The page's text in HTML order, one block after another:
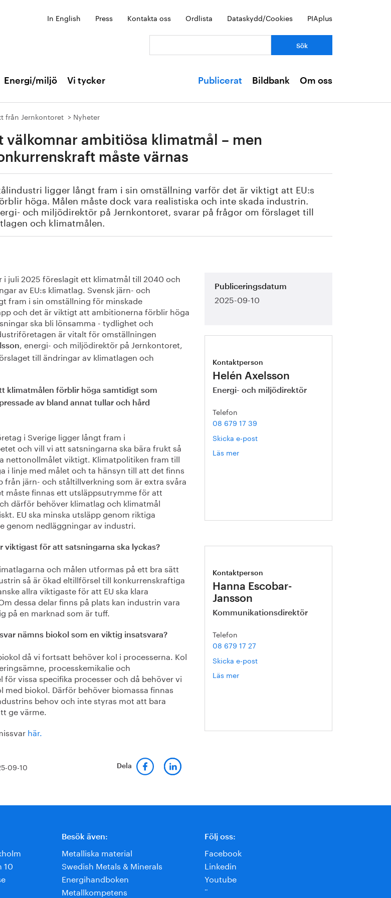
In English Press Kontakta oss Ordlista Dataskydd/Cookies PIAplus
Energi/miljö Vi tycker Publicerat Bildbank Om oss
från Jernkontoret Nyheter
välkomnar ambitiösa klimatmål – men
måste värnas
ligger långt fram i sin omställning varför det är viktigt att EU:s
höga. Målen måste dock vara realistiska och inte skada industrin.
och miljödirektör på Jernkontoret, svarar på frågor om förslaget till
och klimatmålen.
i juli 2025 föreslagit ett klimatmål till 2040 och
av EU:s klimatlag. Svensk järn- och
fram i sin omställning för minskade
och det är viktigt att ambitionerna förblir höga
ska bli lönsamma - tydlighet och
är vitalt för omställningen
, energi- och miljödirektör på Jernkontoret,
till ändringar av klimatlagen och
klimatmålen förblir höga samtidigt som
av bland annat tullar och hård
i Sverige ligger långt fram i
och vill vi att satsningarna ska bära frukt så
nettonollmålet viktigt. Klimatpolitiken fram till
i linje med målet och ta hänsyn till att det finns
från järn- och ståltillverkning som är extra svåra
måste finnas ett utsläppsutrymme för att
därför behöver klimatlag och klimatmål
EU ska minska utsläpp genom riktiga
genom nedläggningar av industri.
viktigast för att satsningarna ska lyckas?
och målen utformas på ett bra sätt
så är ökad eltillförsel till konkurrenskraftiga
allra viktigaste för att EU ska klara
dessa delar finns på plats kan industrin vara
på en marknad som är tuff.
nämns biokol som en viktig insatsvara?
då vi fortsatt behöver kol i processerna. Kol
processkemikalie och
för vissa specifika processer och då behöver vi
med biokol. Därför behöver biomassa finnas
behov och inte styras mot att bara
ge värme.
här.
09-10 Dela
Publiceringsdatum
2025-09-10
Kontaktperson
Helén Axelsson
Energi- och miljödirektör
Telefon
08 679 17 39
Skicka e-post
Läs mer
Kontaktperson
Hanna Escobar-
Jansson
Kommunikationsdirektör
Telefon
08 679 17 27
Skicka e-post
Läs mer
10
Besök även:
Metalliska material
Swedish Metals & Minerals
Energihandboken
Metallkompetens
Följ oss:
Facebook
Linkedin
Youtube
¨